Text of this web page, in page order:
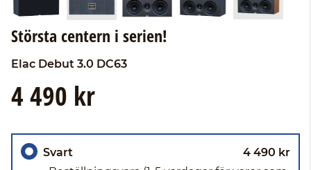
Största centern i serien!
Elac Debut 3.0 DC63
4 490 kr
Svart
4 490 kr